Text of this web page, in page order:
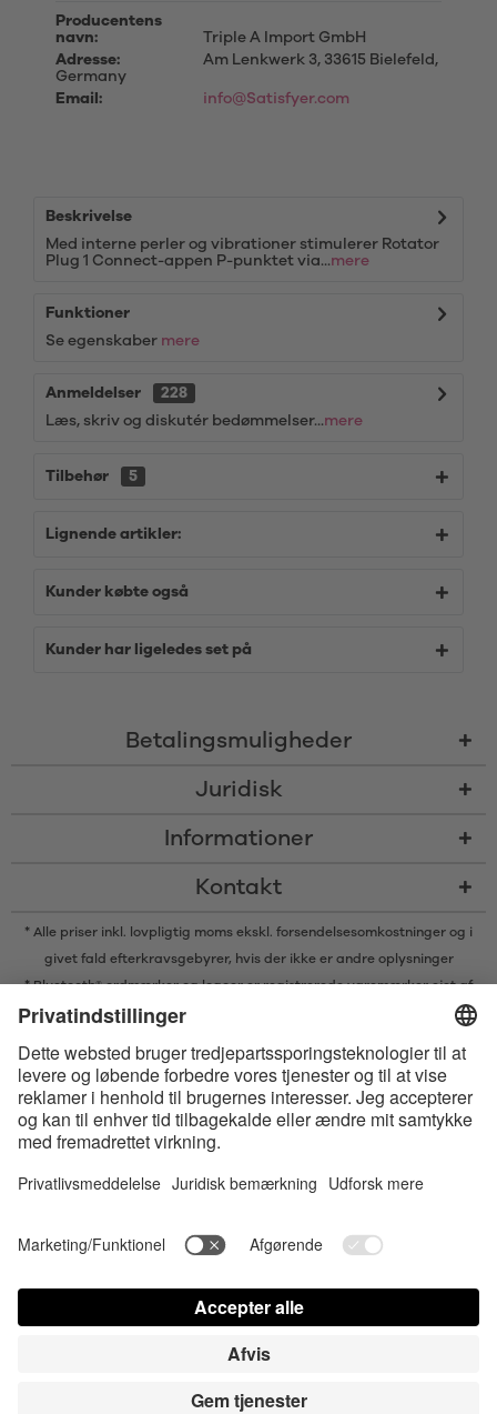
Producentens
navn:
Triple A Import GmbH
Adresse:
Am Lenkwerk 3, 33615 Bielefeld,
Germany
Email:
info@Satisfyer.com
Beskrivelse
Med interne perler og vibrationer stimulerer Rotator
Plug 1 Connect-appen P-punktet via...mere
Funktioner
Se egenskaber mere
Anmeldelser
228
Læs, skriv og diskutér bedømmelser...mere
Tilbehør 5
Lignende artikler:
Kunder købte også
Kunder har ligeledes set på
Betalingsmuligheder
Juridisk
Informationer
Kontakt
* Alle priser inkl. lovpligtig moms ekskl. forsendelsesomkostninger og i
givet fald efterkravsgebyrer, hvis der ikke er andre oplysninger
* Bluetooth® ordmærker og logoer er registrerede varemærker ejet af
Bluetooth SIG, Inc. og enhver brug af sådanne mærker af Satisfyer GmbH
Apple, Apple logoet og Apple Watch er varemærker ejet af Apple Inc.
Google Play og Google Play-logoet er varemærker, der tilhører Google
LLC.
Contact us today
Brugsvejledning Kontakt